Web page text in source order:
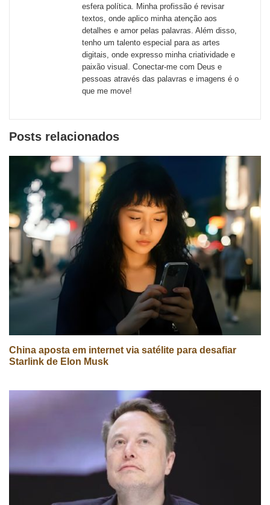
esfera política. Minha profissão é revisar
textos, onde aplico minha atenção aos
detalhes e amor pelas palavras. Além disso,
tenho um talento especial para as artes
digitais, onde expresso minha criatividade e
paixão visual. Conectar-me com Deus e
pessoas através das palavras e imagens é o
que me move!
Posts relacionados
China aposta em internet via satélite para desafiar
Starlink de Elon Musk